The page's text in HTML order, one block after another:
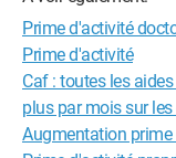
Prime d'activité
Prime d'activité
Caf : toutes les
plus par mois sur
Augmentation prime